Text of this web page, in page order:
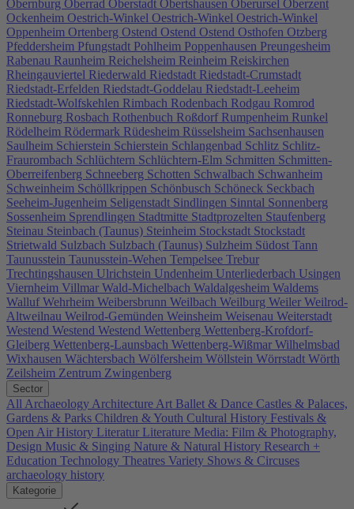
Obernburg Oberrad Oberstadt Obertshausen Oberursel Oberzent
Ockenheim Oestrich-Winkel Oestrich-Winkel Oestrich-Winkel
Oppenheim Ortenberg Ostend Ostend Ostend Osthofen Otzberg
Pfeddersheim Pfungstadt Pohlheim Poppenhausen Preungesheim
Rabenau Raunheim Reichelsheim Reinheim Reiskirchen
Rheingauviertel Riederwald Riedstadt Riedstadt-Crumstadt
Riedstadt-Erfelden Riedstadt-Goddelau Riedstadt-Leeheim
Riedstadt-Wolfskehlen Rimbach Rodenbach Rodgau Romrod
Ronneburg Rosbach Rothenbuch Roßdorf Rumpenheim Runkel
Rödelheim Rödermark Rüdesheim Rüsselsheim Sachsenhausen
Saulheim Schierstein Schierstein Schlangenbad Schlitz Schlitz-
Fraurombach Schlüchtern Schlüchtern-Elm Schmitten Schmitten-
Oberreifenberg Schneeberg Schotten Schwalbach Schwanheim
Schweinheim Schöllkrippen Schönbusch Schöneck Seckbach
Seeheim-Jugenheim Seligenstadt Sindlingen Sinntal Sonnenberg
Sossenheim Sprendlingen Stadtmitte Stadtprozelten Staufenberg
Steinau Steinbach (Taunus) Steinheim Stockstadt Stockstadt
Strietwald Sulzbach Sulzbach (Taunus) Sulzheim Südost Tann
Taunusstein Taunusstein-Wehen Tempelsee Trebur
Trechtingshausen Ulrichstein Undenheim Unterliederbach Usingen
Viernheim Villmar Wald-Michelbach Waldalgesheim Waldems
Walluf Wehrheim Weibersbrunn Weilbach Weilburg Weiler Weilrod-
Altweilnau Weilrod-Gemünden Weinsheim Weisenau Weiterstadt
Westend Westend Westend Wettenberg Wettenberg-Krofdorf-
Gleiberg Wettenberg-Launsbach Wettenberg-Wißmar Wilhelmsbad
Wixhausen Wächtersbach Wölfersheim Wöllstein Wörrstadt Wörth
Zeilsheim Zentrum Zwingenberg
Sector
All Archaeology Architecture Art Ballet & Dance Castles & Palaces,
Gardens & Parks Children & Youth Cultural History Festivals &
Open Air History Literatur Literature Media: Film & Photography,
Design Music & Singing Nature & Natural History Research +
Education Technology Theatres Variety Shows & Circuses
archaeology history
Kategorie